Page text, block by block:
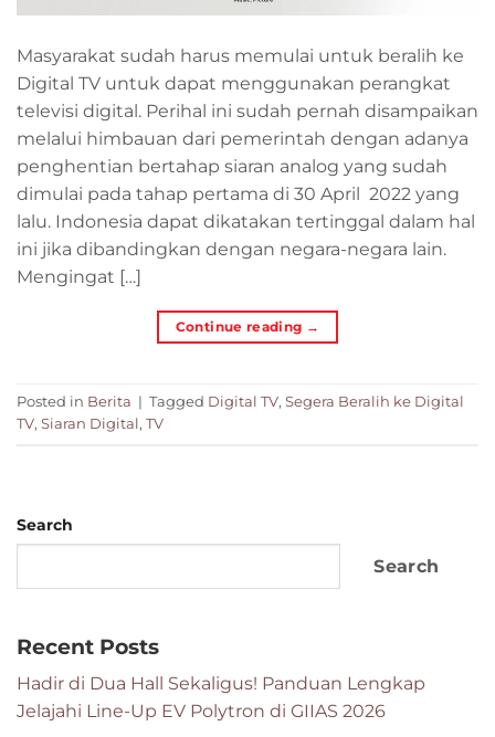
Masyarakat sudah harus memulai untuk beralih ke
Digital TV untuk dapat menggunakan perangkat
televisi digital. Perihal ini sudah pernah disampaikan
melalui himbauan dari pemerintah dengan adanya
penghentian bertahap siaran analog yang sudah
dimulai pada tahap pertama di 30 April 2022 yang
lalu. Indonesia dapat dikatakan tertinggal dalam hal
ini jika dibandingkan dengan negara-negara lain.
Mengingat […]
Continue reading →
Posted in Berita | Tagged Digital TV, Segera Beralih ke Digital
TV, Siaran Digital, TV
Search
Search
Recent Posts
Hadir di Dua Hall Sekaligus! Panduan Lengkap
Jelajahi Line-Up EV Polytron di GIIAS 2026